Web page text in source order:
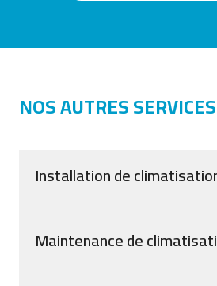
NOS AUTRES SERVICES
Installation de
Maintenance de